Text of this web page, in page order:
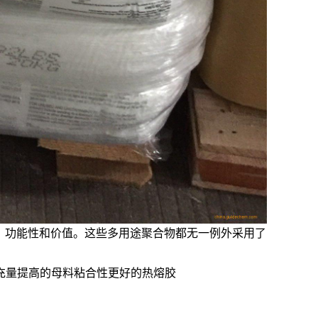
能性和价值。这些多用途聚合物都无一例外采用了
提高的母料粘合性更好的热熔胶